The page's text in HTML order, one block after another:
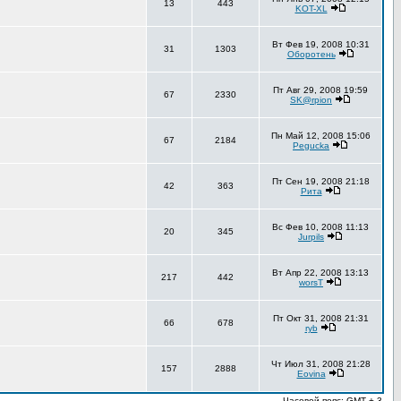
13 443
KOT-XL
31 1303
Вт Фев 19, 2008 10:31
Оборотень
67 2330
Пт Авг 29, 2008 19:59
SK@rpion
67 2184
Пн Май 12, 2008 15:06
Pegucka
42 363
Пт Сен 19, 2008 21:18
Рита
20 345
Вс Фев 10, 2008 11:13
Jurpils
217 442
Вт Апр 22, 2008 13:13
worsT
66 678
Пт Окт 31, 2008 21:31
ryb
157 2888
Чт Июл 31, 2008 21:28
Eovina